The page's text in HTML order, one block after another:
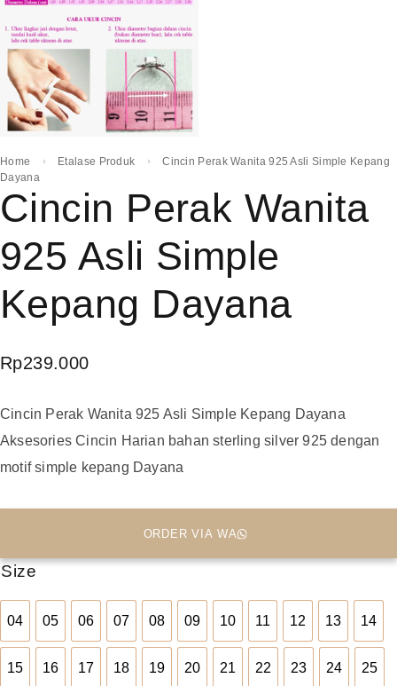
Home Etalase Produk
Cincin Perak Wanita 925 Asli Simple Kepang
Dayana
Cincin Perak Wanita
925 Asli Simple
Kepang Dayana
Rp239.000
Cincin Perak Wanita 925 Asli Simple Kepang Dayana
Aksesories Cincin Harian bahan sterling silver 925 dengan
motif simple kepang Dayana
ORDER VIA WA
Size
04
04
05
05
06
06
07
07
08
08
09
09
10
10
11
11
12
12
13
13
14
14
15
15
16
16
17
17
18
18
19
19
20
20
21
21
22
22
23
23
24
24
25
25